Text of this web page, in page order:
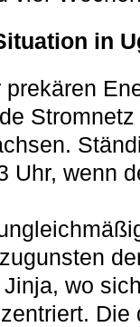
in
Uhr, wenn
wo